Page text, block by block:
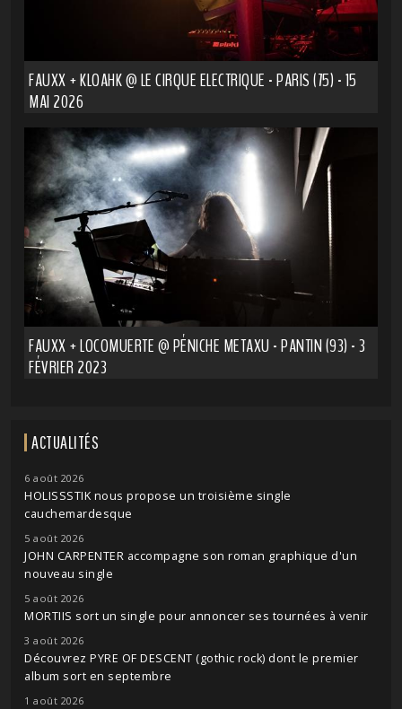
FAUXX + KLOAHK @ LE CIRQUE ELECTRIQUE - PARIS (75) - 15
MAI 2026
FAUXX + LOCOMUERTE @ PÉNICHE METAXU - PANTIN (93) - 3
FÉVRIER 2023
ACTUALITÉS
6 août 2026
HOLISSSTIK nous propose un troisième single
cauchemardesque
5 août 2026
JOHN CARPENTER accompagne son roman graphique d'un
nouveau single
5 août 2026
MORTIIS sort un single pour annoncer ses tournées à venir
3 août 2026
Découvrez PYRE OF DESCENT (gothic rock) dont le premier
album sort en septembre
1 août 2026